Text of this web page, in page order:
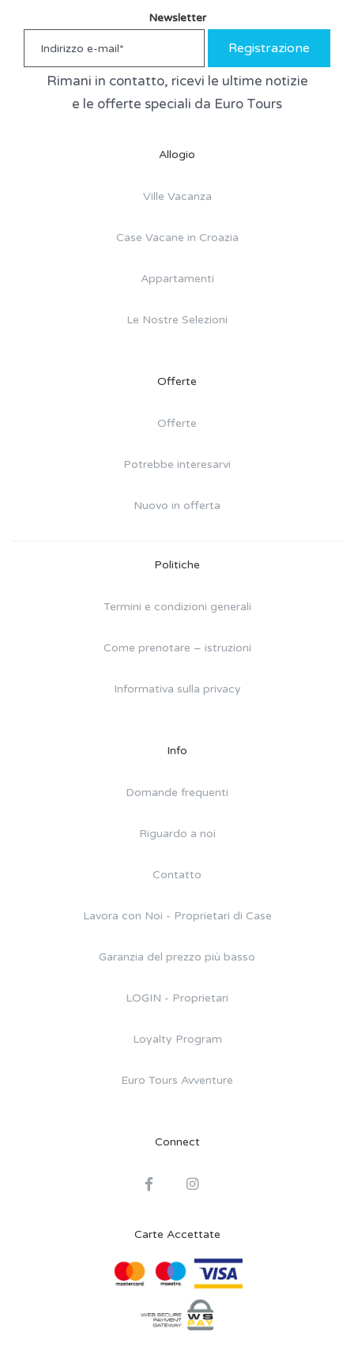
Newsletter
Registrazione
Rimani in contatto, ricevi le ultime notizie
e le offerte speciali da Euro Tours
Allogio
Ville Vacanza
Case Vacane in Croazia
Appartamenti
Le Nostre Selezioni
Offerte
Offerte
Potrebbe interesarvi
Nuovo in offerta
Politiche
Termini e condizioni generali
Come prenotare – istruzioni
Informativa sulla privacy
Info
Domande frequenti
Riguardo a noi
Contatto
Lavora con Noi - Proprietari di Case
Garanzia del prezzo più basso
LOGIN - Proprietari
Loyalty Program
Euro Tours Avventure
Connect
Carte Accettate